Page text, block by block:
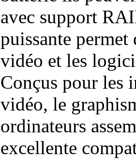
avec support
puissante permet
vidéo et les
Conçus pour les
vidéo, le
ordinateurs
excellente